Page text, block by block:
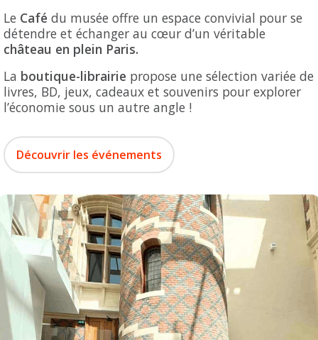
Le Café du musée offre un espace convivial pour se
détendre et échanger au cœur d’un véritable
château en plein Paris.
La boutique-librairie propose une sélection variée de
livres, BD, jeux, cadeaux et souvenirs pour explorer
l’économie sous un autre angle !
Découvrir les événements